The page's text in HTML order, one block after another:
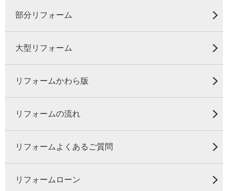
部分リフォーム
大型リフォーム
リフォームかわら版
リフォームの流れ
リフォームよくあるご質問
リフォームローン